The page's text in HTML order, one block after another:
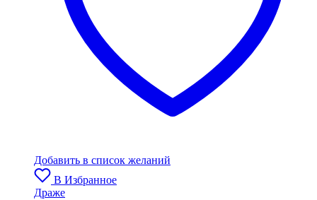
Добавить в список желаний
В Избранное
Драже